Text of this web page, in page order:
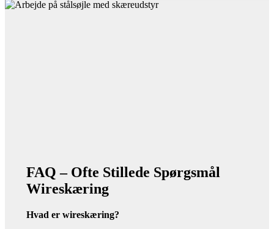
FAQ – Ofte Stillede Spørgsmål
Wireskæring
Hvad er wireskæring?